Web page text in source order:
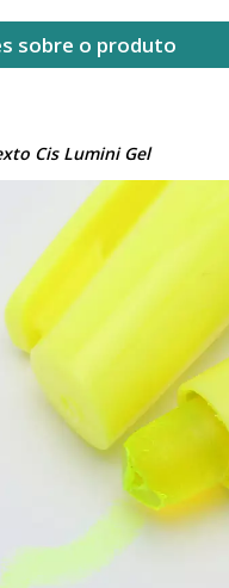
sobre o produto
Cis Lumini Gel